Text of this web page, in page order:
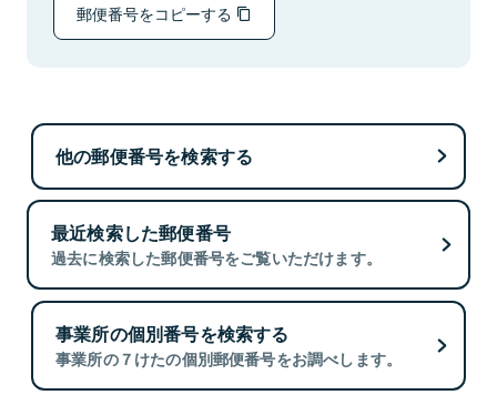
郵便番号をコピーする
他の郵便番号を検索する
最近検索した郵便番号
過去に検索した郵便番号をご覧いただけます。
事業所の個別番号を検索する
事業所の７けたの個別郵便番号をお調べします。